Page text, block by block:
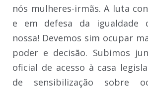
nós mulheres-irmãs. A luta
e em defesa da igualdade
nossa! Devemos sim ocupar
poder e decisão. Subimos
oficial de acesso à casa
de sensibilização sobre